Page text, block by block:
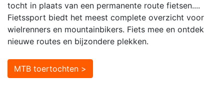
tocht in plaats van een permanente route fietsen....
Fietssport biedt het meest complete overzicht voor
wielrenners en mountainbikers. Fiets mee en ontdek
nieuwe routes en bijzondere plekken.
MTB toertochten >